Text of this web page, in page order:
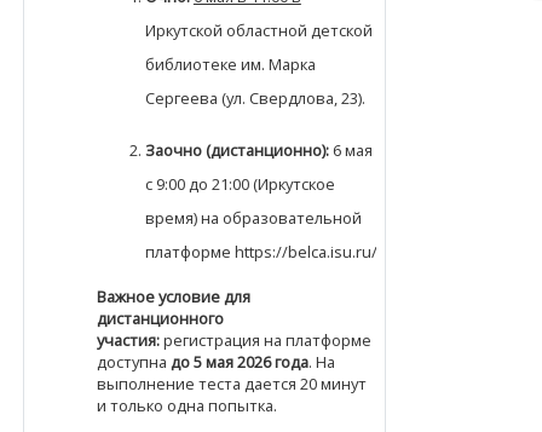
Иркутской областной детской
библиотеке им. Марка
Сергеева (ул. Свердлова, 23).
Заочно (дистанционно):6 мая
с 9:00 до 21:00 (Иркутское
время) на образовательной
платформе https://belca.isu.ru/.
Важное условие для
дистанционного
участия:регистрация на платформе
доступна до 5 мая 2026 года. На
выполнение теста дается 20 минут
и только одна попытка.